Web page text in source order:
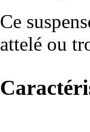
Ce
attelé ou